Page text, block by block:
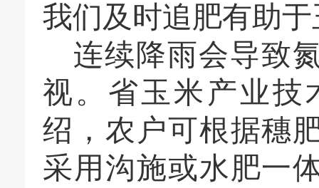
我们及时追肥有助
连续降雨会导致
视。省玉米产业技
绍，农户可根据穗
采用沟施或水肥一